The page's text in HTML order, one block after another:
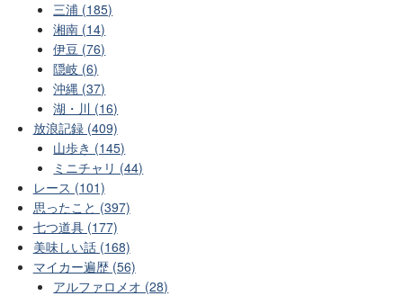
三浦 (185)
湘南 (14)
伊豆 (76)
隠岐 (6)
沖縄 (37)
湖・川 (16)
放浪記録 (409)
山歩き (145)
ミニチャリ (44)
レース (101)
思ったこと (397)
七つ道具 (177)
美味しい話 (168)
マイカー遍歴 (56)
アルファロメオ (28)